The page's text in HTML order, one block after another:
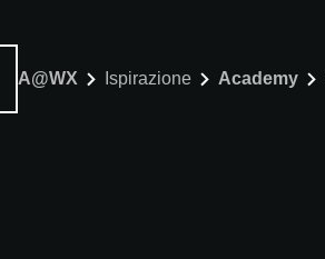
A@WX Ispirazione Academy